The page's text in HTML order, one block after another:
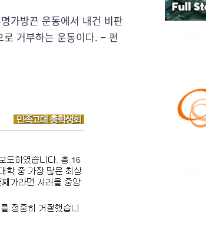
가방끈 운동에서 내건 비판
거부하는 운동이다. – 편